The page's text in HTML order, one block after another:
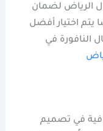
الرياض لضمان
يتم اختيار أفضل
النافورة في
في تصميم